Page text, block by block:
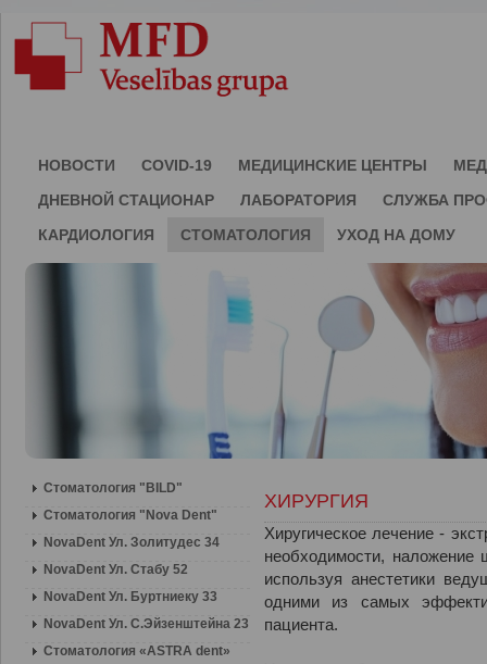
НОВОСТИ COVID-19 МЕДИЦИНСКИЕ ЦЕНТРЫ
ДНЕВНОЙ СТАЦИОНАР
ЛАБОРАТОРИЯ
СЛУЖБА
КАРДИОЛОГИЯ
СТОМАТОЛОГИЯ УХОД НА ДОМУ
Стоматология "BILD"
Стоматология "Nova Dent"
NovaDent Ул. Золитудес 34
NovaDent Ул. Стабу 52
NovaDent Ул. Буртниеку 33
NovaDent Ул. С.Эйзенштейна 23
Стоматология «ASTRA dent»
ХИРУРГИЯ
Хиругическое лечение -
необходимости, наложение
используя анестетики
одними из самых
пациента.